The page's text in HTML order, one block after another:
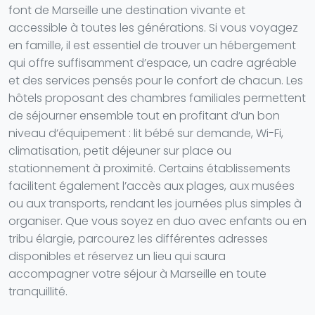
font de Marseille une destination vivante et
accessible à toutes les générations. Si vous voyagez
en famille, il est essentiel de trouver un hébergement
qui offre suffisamment d’espace, un cadre agréable
et des services pensés pour le confort de chacun. Les
hôtels proposant des chambres familiales permettent
de séjourner ensemble tout en profitant d’un bon
niveau d’équipement : lit bébé sur demande, Wi-Fi,
climatisation, petit déjeuner sur place ou
stationnement à proximité. Certains établissements
facilitent également l’accès aux plages, aux musées
ou aux transports, rendant les journées plus simples à
organiser. Que vous soyez en duo avec enfants ou en
tribu élargie, parcourez les différentes adresses
disponibles et réservez un lieu qui saura
accompagner votre séjour à Marseille en toute
tranquillité.